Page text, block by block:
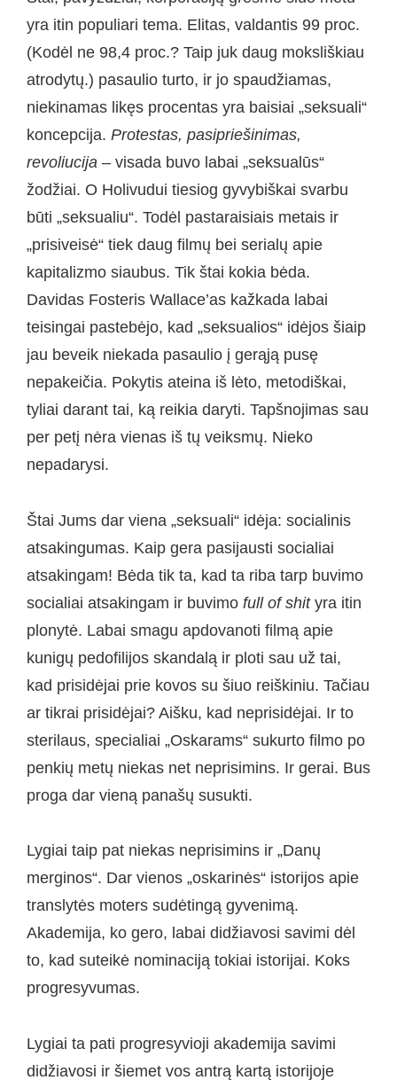
yra itin populiari tema. Elitas, valdantis 99 proc.
(Kodėl ne 98,4 proc.? Taip juk daug moksliškiau
atrodytų.) pasaulio turto, ir jo spaudžiamas,
niekinamas likęs procentas yra baisiai „seksuali“
koncepcija. Protestas, pasipriešinimas,
revoliucija – visada buvo labai „seksualūs“
žodžiai. O Holivudui tiesiog gyvybiškai svarbu
būti „seksualiu“. Todėl pastaraisiais metais ir
„prisiveisė“ tiek daug filmų bei serialų apie
kapitalizmo siaubus. Tik štai kokia bėda.
Davidas Fosteris Wallace’as kažkada labai
teisingai pastebėjo, kad „seksualios“ idėjos šiaip
jau beveik niekada pasaulio į gerąją pusę
nepakeičia. Pokytis ateina iš lėto, metodiškai,
tyliai darant tai, ką reikia daryti. Tapšnojimas sau
per petį nėra vienas iš tų veiksmų. Nieko
nepadarysi.
Štai Jums dar viena „seksuali“ idėja: socialinis
atsakingumas. Kaip gera pasijausti socialiai
atsakingam! Bėda tik ta, kad ta riba tarp buvimo
socialiai atsakingam ir buvimo full of shit yra itin
plonytė. Labai smagu apdovanoti filmą apie
kunigų pedofilijos skandalą ir ploti sau už tai,
kad prisidėjai prie kovos su šiuo reiškiniu. Tačiau
ar tikrai prisidėjai? Aišku, kad neprisidėjai. Ir to
sterilaus, specialiai „Oskarams“ sukurto filmo po
penkių metų niekas net neprisimins. Ir gerai. Bus
proga dar vieną panašų susukti.
Lygiai taip pat niekas neprisimins ir „Danų
merginos“. Dar vienos „oskarinės“ istorijos apie
translytės moters sudėtingą gyvenimą.
Akademija, ko gero, labai didžiavosi savimi dėl
to, kad suteikė nominaciją tokiai istorijai. Koks
progresyvumas.
Lygiai ta pati progresyvioji akademija savimi
didžiavosi ir šiemet vos antrą kartą istorijoje